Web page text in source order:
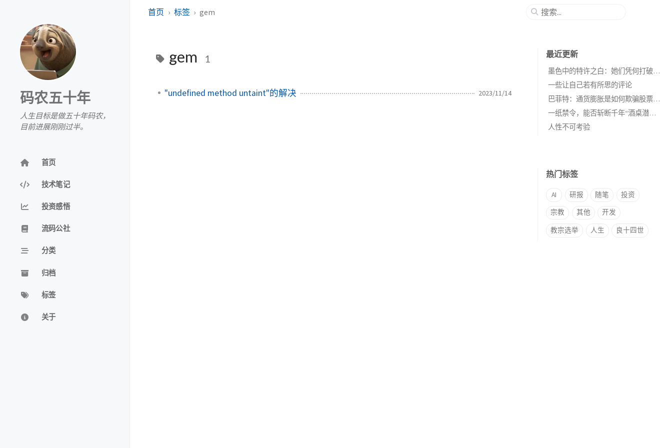
码农五十年
人生目标是做五十年码农，
目前进展刚刚过半。
首页
技术笔记
投资感悟
流码公社
分类
归档
标签
关于
首页 标签 gem
gem 1
"undefined method untaint"的解决 2023/11/14
最近更新
墨色中的特许之白：她们凭何打破教宗面前的“黑色禁忌”？深掘“白色特权”的百年秘辛
一些让自己若有所思的评论
巴菲特：通货膨胀是如何欺骗股票投资者的
一纸禁令，能否斩断千年“酒桌潜规则”？白酒江湖的“生死劫”还是又一场“表面文章”？
人性不可考验
热门标签
AI 研报 随笔 投资
宗教 其他 开发
教宗选举 人生 良十四世